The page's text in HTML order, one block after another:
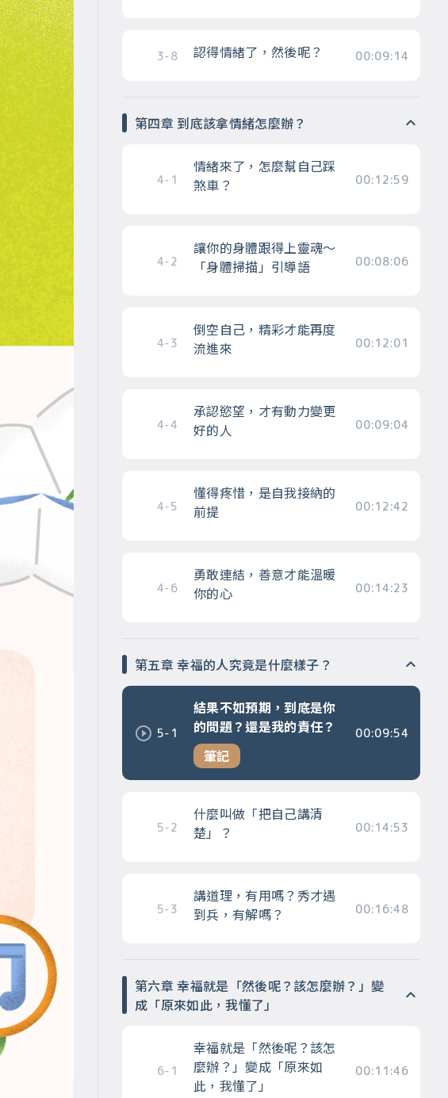
3-8 認得情緒了，然後呢？ 00:09:14
第四章 到底該拿情緒怎麼辦？
4-1
情緒來了，怎麼幫自己踩
煞車？
00:12:59
4-2
讓你的身體跟得上靈魂～
「身體掃描」引導語
00:08:06
4-3
倒空自己，精彩才能再度
流進來
00:12:01
4-4
承認慾望，才有動力變更
好的人
00:09:04
4-5
懂得疼惜，是自我接納的
前提
00:12:42
4-6
勇敢連結，善意才能溫暖
你的心
00:14:23
第五章 幸福的人究竟是什麼樣子？
5-1
結果不如預期，到底是你
的問題？還是我的責任？
筆記
00:09:54
5-2
什麼叫做「把自己講清
楚」？
00:14:53
5-3
講道理，有用嗎？秀才遇
到兵，有解嗎？
00:16:48
第六章 幸福就是「然後呢？該怎麼辦？」變
成「原來如此，我懂了」
6-1
幸福就是「然後呢？該怎
麼辦？」變成「原來如
此，我懂了」
00:11:46